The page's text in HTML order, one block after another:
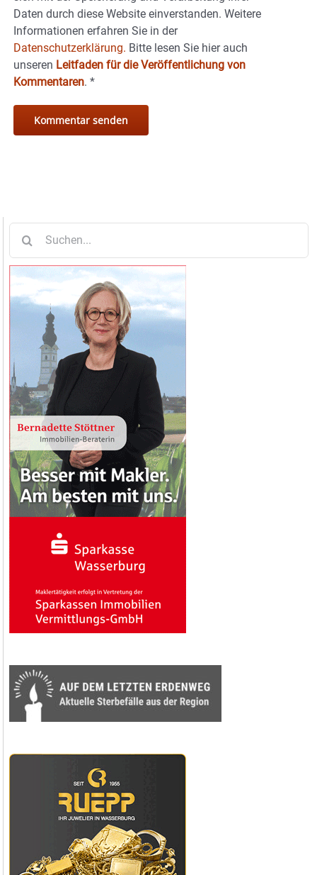
Daten durch diese Website einverstanden. Weitere
Informationen erfahren Sie in der
Datenschutzerklärung. Bitte lesen Sie hier auch
unseren Leitfaden für die Veröffentlichung von
Kommentaren. *
nach: